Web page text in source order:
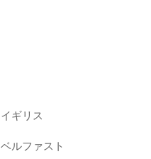
イギリス
ベルファスト